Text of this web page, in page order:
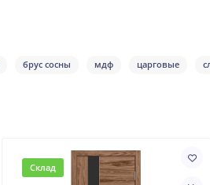
брус сосны мдф царговые
Склад